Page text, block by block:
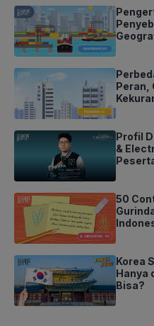
Peran,
Profil
&
50
Korea
Hanya
Bisa?